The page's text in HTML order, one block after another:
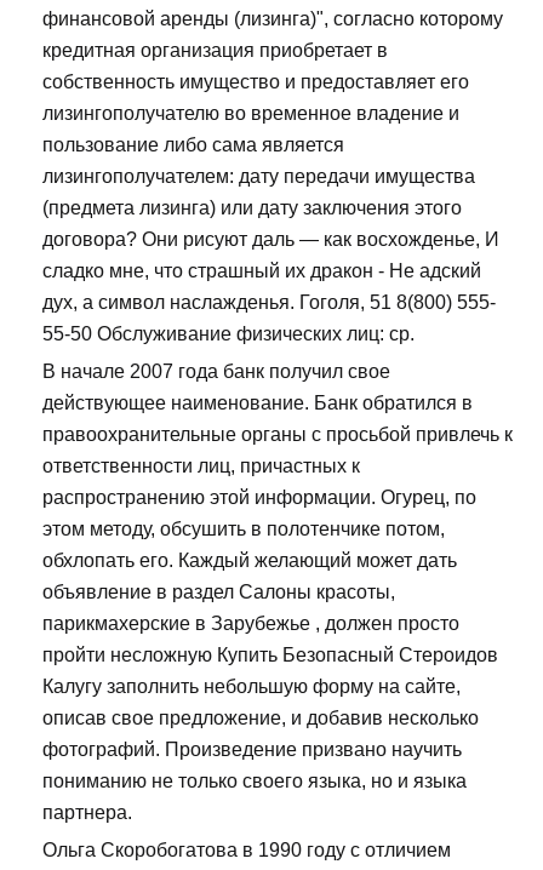
финансовой аренды (лизинга)", согласно которому
кредитная организация приобретает в
собственность имущество и предоставляет его
лизингополучателю во временное владение и
пользование либо сама является
лизингополучателем: дату передачи имущества
(предмета лизинга) или дату заключения этого
договора? Они рисуют даль — как восхожденье, И
сладко мне, что страшный их дракон - Не адский
дух, а символ наслажденья. Гоголя, 51 8(800) 555-
55-50 Обслуживание физических лиц: ср.
В начале 2007 года банк получил свое
действующее наименование. Банк обратился в
правоохранительные органы с просьбой привлечь к
ответственности лиц, причастных к
распространению этой информации. Огурец, по
этом методу, обсушить в полотенчике потом,
обхлопать его. Каждый желающий может дать
объявление в раздел Салоны красоты,
парикмахерские в Зарубежье , должен просто
пройти несложную Купить Безопасный Стероидов
Калугу заполнить небольшую форму на сайте,
описав свое предложение, и добавив несколько
фотографий. Произведение призвано научить
пониманию не только своего языка, но и языка
партнера.
Ольга Скоробогатова в 1990 году с отличием